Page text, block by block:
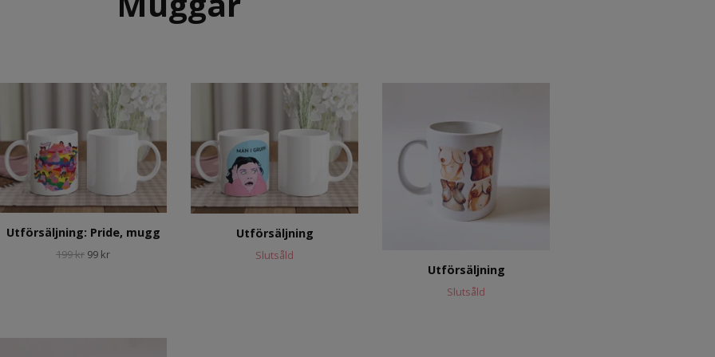
Utförsäljning: Pride, mugg
199 kr 99 kr
Utförsäljning
Slutsåld
Utförsäljning
Slutsåld